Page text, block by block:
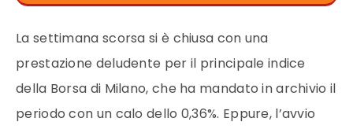
La settimana scorsa si è chiusa con una
prestazione deludente per il principale indice
della Borsa di Milano, che ha mandato in archivio il
periodo con un calo dello 0,36%. Eppure, l’avvio